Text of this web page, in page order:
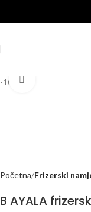
-10%
Početna Frizerski
B AYALA